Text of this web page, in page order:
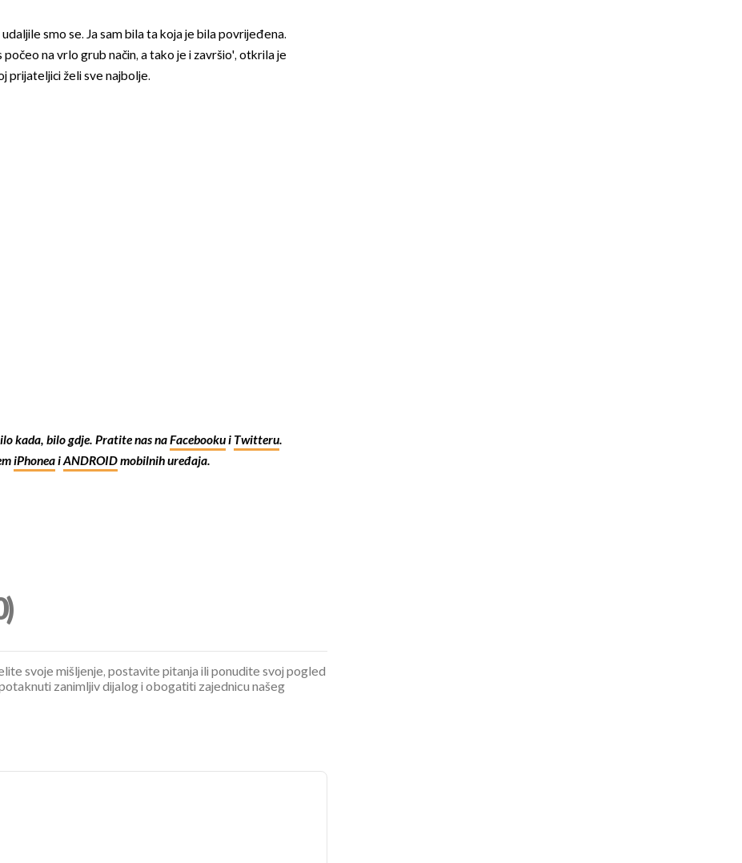
smo se. Ja sam bila ta koja je bila povrijeđena.
počeo na vrlo grub način, a tako je i završio', otkrila je
prijateljici želi sve najbolje.
kada, bilo gdje. Pratite nas naFacebookui Twitteru.
iPhoneaiANDROIDmobilnih uređaja.
svoje mišljenje, postavite pitanja ili ponudite svoj pogled
zanimljiv dijalog i obogatiti zajednicu našeg